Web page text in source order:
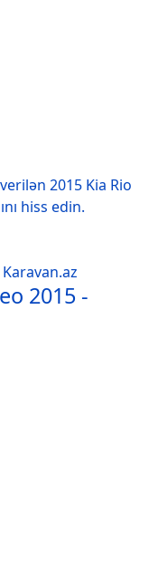
2015 Kia Rio
hiss edin.
2015 -